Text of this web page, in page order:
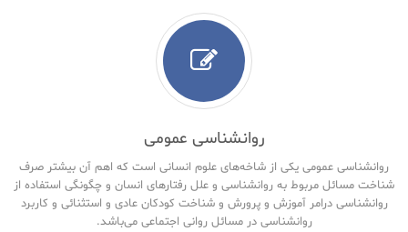
روانشناسی عمومی
روانشناسی عمومی یکی از شاخه‌های علوم انسانی است که اهم آن بیشتر صرف
شناخت مسائل مربوط به روانشناسی و علل رفتارهای انسان و چگونگی استفاده از
روانشناسی درامر آموزش و پرورش و شناخت کودکان عادی و استثنائی و کاربرد
روانشناسی در مسائل روانی اجتماعی می‌باشد.